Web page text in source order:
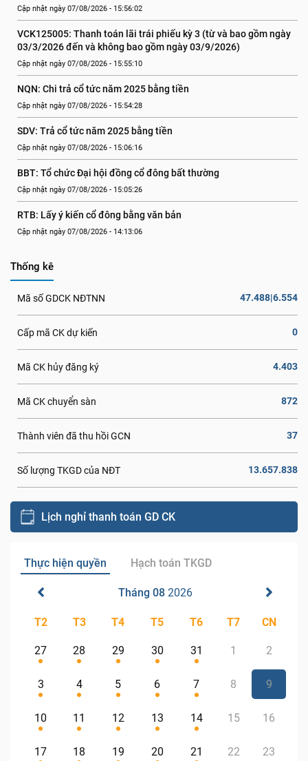
Cập nhật ngày 07/08/2026 - 15:56:02
VCK125005: Thanh toán lãi trái phiếu kỳ 3 (từ và bao gồm ngày
03/3/2026 đến và không bao gồm ngày 03/9/2026)
Cập nhật ngày 07/08/2026 - 15:55:10
NQN: Chi trả cổ tức năm 2025 bằng tiền
Cập nhật ngày 07/08/2026 - 15:54:28
SDV: Trả cổ tức năm 2025 bằng tiền
Cập nhật ngày 07/08/2026 - 15:06:16
BBT: Tổ chức Đại hội đồng cổ đông bất thường
Cập nhật ngày 07/08/2026 - 15:05:26
RTB: Lấy ý kiến cổ đông bằng văn bản
Cập nhật ngày 07/08/2026 - 14:13:06
Thống kê
Mã số GDCK NĐTNN 47.488|6.554
Cấp mã CK dự kiến 0
Mã CK hủy đăng ký 4.403
Mã CK chuyển sàn 872
Thành viên đã thu hồi GCN 37
Số lượng TKGD của NĐT 13.657.838
Lịch nghỉ thanh toán GD CK
Thực hiện quyền Hạch toán TKGD
Tháng 08 2026
T2 T3 T4 T5 T6 T7 CN
27 28 29 30 31 1 2
3 4 5 6 7 8 9
10 11 12 13 14 15 16
17 18 19 20 21 22 23